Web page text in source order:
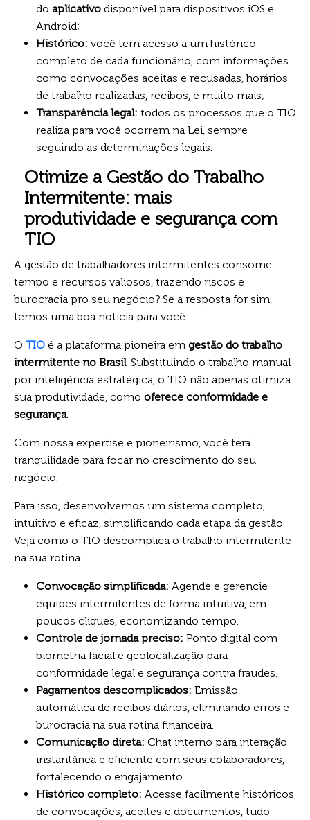
do aplicativo disponível para dispositivos iOS e
Android;
Histórico: você tem acesso a um histórico
completo de cada funcionário, com informações
como convocações aceitas e recusadas, horários
de trabalho realizadas, recibos, e muito mais;
Transparência legal: todos os processos que o TIO
realiza para você ocorrem na Lei, sempre
seguindo as determinações legais.
Otimize a Gestão do Trabalho
Intermitente: mais
produtividade e segurança com
TIO
A gestão de trabalhadores intermitentes consome
tempo e recursos valiosos, trazendo riscos e
burocracia pro seu negócio? Se a resposta for sim,
temos uma boa notícia para você.
O TIO é a plataforma pioneira em gestão do trabalho
intermitente no Brasil. Substituindo o trabalho manual
por inteligência estratégica, o TIO não apenas otimiza
sua produtividade, como oferece conformidade e
segurança.
Com nossa expertise e pioneirismo, você terá
tranquilidade para focar no crescimento do seu
negócio.
Para isso, desenvolvemos um sistema completo,
intuitivo e eficaz, simplificando cada etapa da gestão.
Veja como o TIO descomplica o trabalho intermitente
na sua rotina:
Convocação simplificada: Agende e gerencie
equipes intermitentes de forma intuitiva, em
poucos cliques, economizando tempo.
Controle de jornada preciso: Ponto digital com
biometria facial e geolocalização para
conformidade legal e segurança contra fraudes.
Pagamentos descomplicados: Emissão
automática de recibos diários, eliminando erros e
burocracia na sua rotina financeira.
Comunicação direta: Chat interno para interação
instantânea e eficiente com seus colaboradores,
fortalecendo o engajamento.
Histórico completo: Acesse facilmente históricos
de convocações, aceites e documentos, tudo